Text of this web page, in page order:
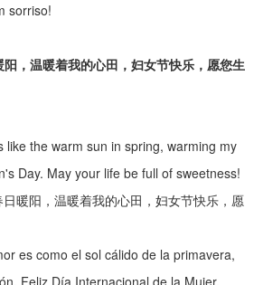
sorriso!
，温暖着我的心田，妇女节快乐，愿您生
like the warm sun in spring, warming my
Day. May your life be full of sweetness!
暖阳，温暖着我的心田，妇女节快乐，愿
es como el sol cálido de la primavera,
Feliz Día Internacional de la Mujer.